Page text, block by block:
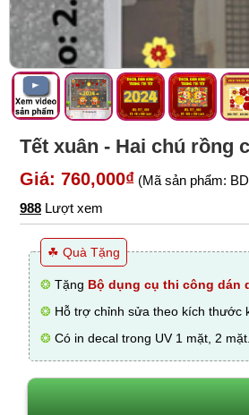
Tết xuân - Hai chú rồng
Giá: 760,000₫ (Mã sản phẩm:
988 Lượt xem
☘ Quà Tặng
❂ Tặng Bộ dụng cụ thi công dán
❂ Hỗ trợ chỉnh sửa theo kích thước
❂ Có in decal trong UV 1 mặt, 2